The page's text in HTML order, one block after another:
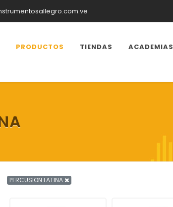
PRODUCTOS TIENDAS ACADEMIAS
PERCUSION LATINA